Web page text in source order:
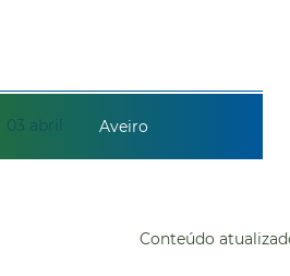
03 abril Aveiro
Conteúdo